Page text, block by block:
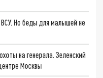
Но беды для малышей не
на генерала. Зеленский
Москвы